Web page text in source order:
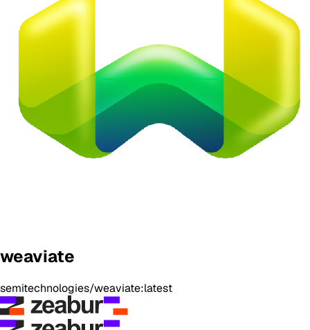
weaviate
semitechnologies/weaviate:latest